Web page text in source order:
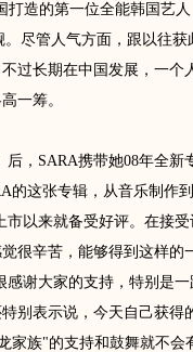
打造的第一位全能韩国艺
尽管人气方面，跟以往
过长期在中国发展，一个
一筹。
，SARA携带她08年全新
的这张专辑，从音乐制作
以来就备受好评。在接受
很辛苦，能够得到这样的
谢大家的支持，特别是
别表示说，今天自己获得
家族"的支持和鼓舞就不会